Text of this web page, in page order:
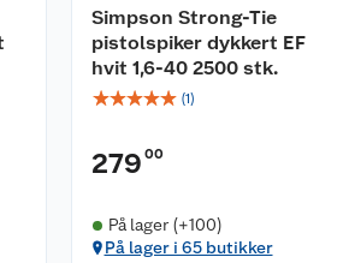
Simpson Strong-Tie
pistolspiker dykkert EF
hvit 1,6-40 2500 stk.
☆☆☆☆☆ (1)
279 00
På lager (+100)
På lager i 65 butikker